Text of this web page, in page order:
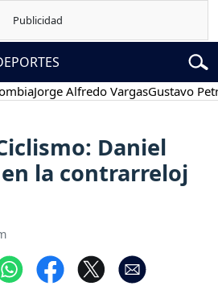
Jorge Alfredo VargasGustavo Petro
Daniel
la contrarreloj